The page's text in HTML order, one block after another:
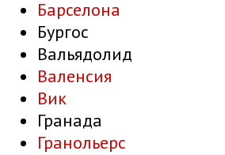
Барселона
Бургос
Вальядолид
Валенсия
Вик
Гранада
Гранольерс